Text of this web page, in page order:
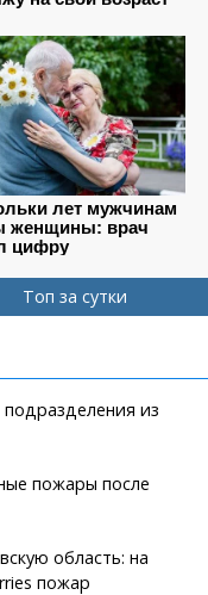
Топ за сутки
из
пожары после
область: на
пожар